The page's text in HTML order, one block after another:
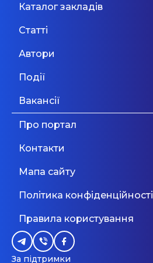
Каталог закладів
Статті
Автори
Події
Вакансії
Про портал
Контакти
Мапа сайту
Політика конфіденційності
Правила користування
За підтримки